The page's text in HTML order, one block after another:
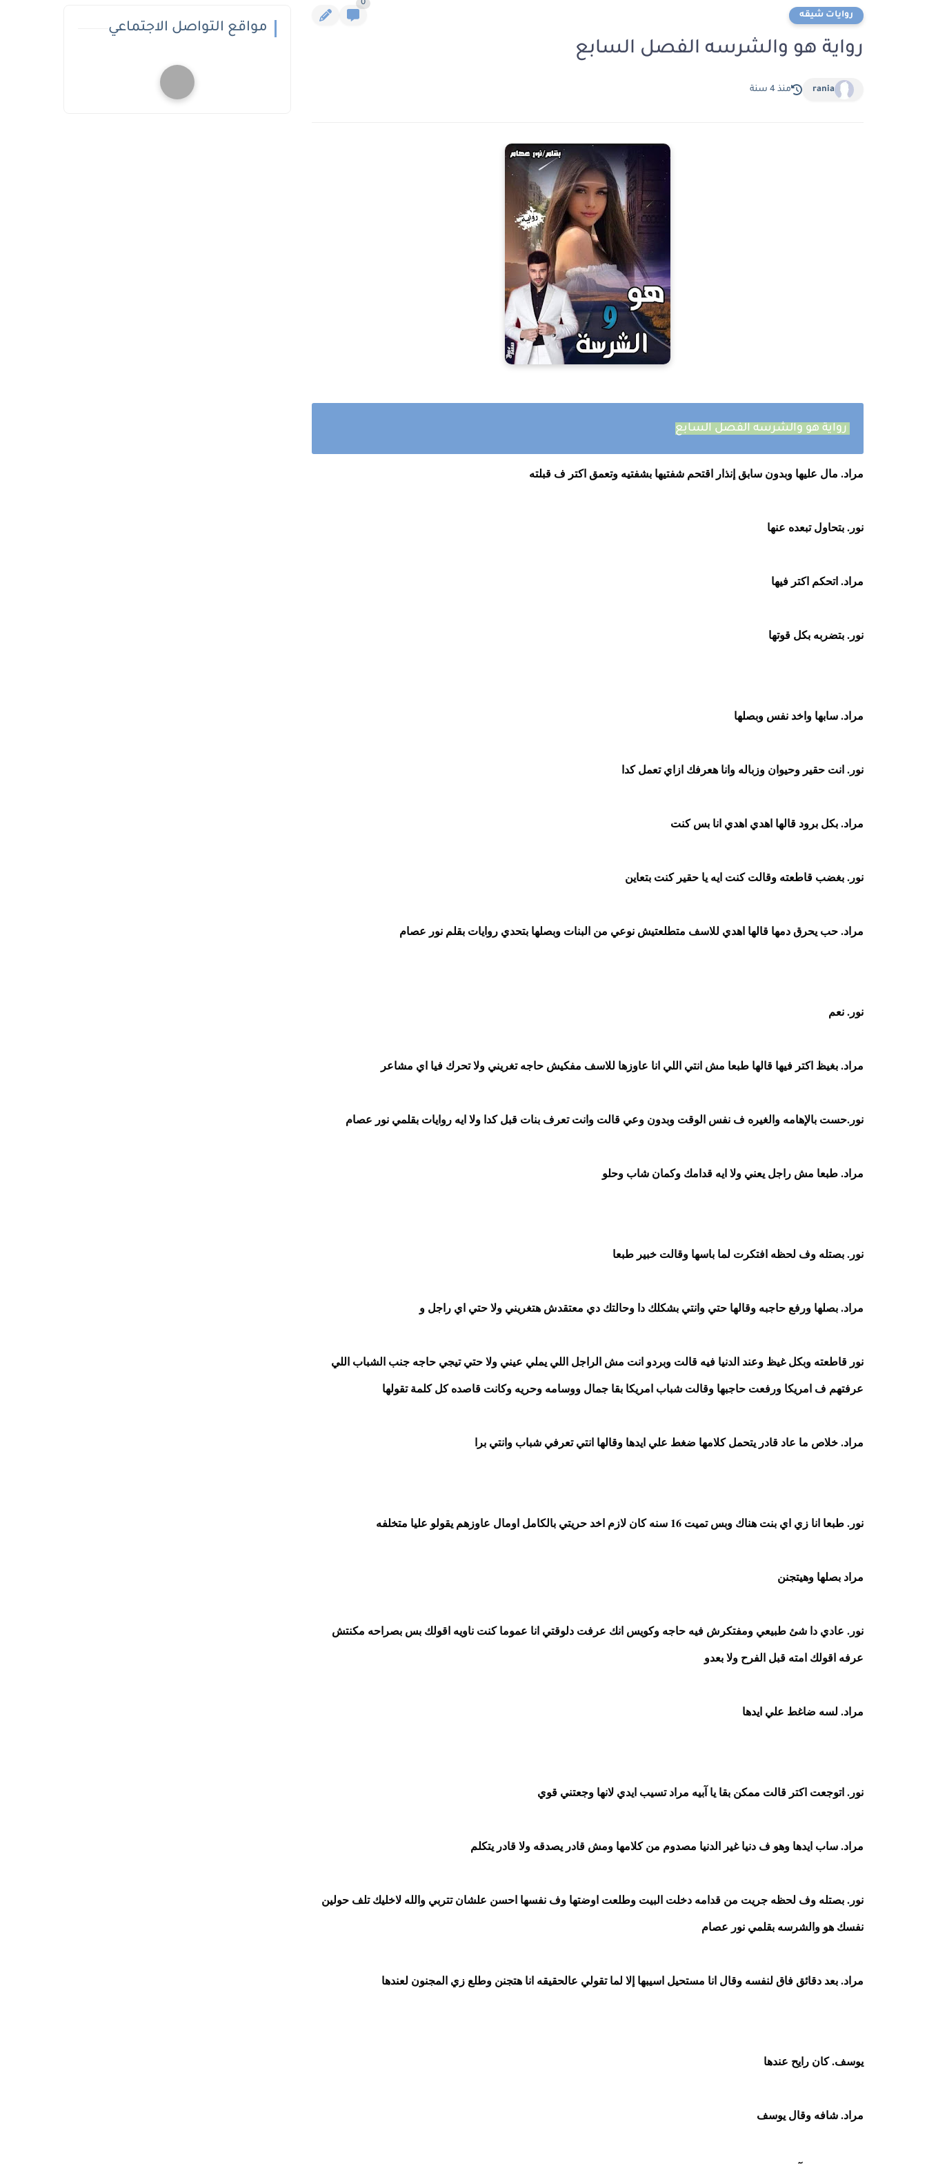
روايات شيقه
0
رواية هو والشرسه الفصل السابع
rania منذ 4 سنة
رواية هو والشرسه الفصل السابع
مراد. مال عليها وبدون سابق إنذار اقتحم شفتيها بشفتيه وتعمق اكتر ف قبلته
نور. بتحاول تبعده عنها
مراد. اتحكم اكتر فيها
نور. بتضربه بكل قوتها
مراد. سابها واخد نفس وبصلها
نور. انت حقير وحيوان وزباله وانا هعرفك ازاي تعمل كدا
مراد. بكل برود قالها اهدي اهدي انا بس كنت
نور. بغضب قاطعته وقالت كنت ايه يا حقير كنت بتعاين
مراد. حب يحرق دمها قالها اهدي للاسف متطلعتيش نوعي من البنات وبصلها بتحدي روايات بقلم نور عصام
نور. نعم
مراد. بغيظ اكتر فيها قالها طبعا مش انتي اللي انا عاوزها للاسف مفكيش حاجه تغريني ولا تحرك فيا اي مشاعر
نور.حست بالإهامه والغيره ف نفس الوقت وبدون وعي قالت وانت تعرف بنات قبل كدا ولا ايه روايات بقلمي نور عصام
مراد. طبعا مش راجل يعني ولا ايه قدامك وكمان شاب وحلو
نور. بصتله وف لحظه افتكرت لما باسها وقالت خبير طبعا
مراد. بصلها ورفع حاجبه وقالها حتي وانتي بشكلك دا وحالتك دي معتقدش هتغريني ولا حتي اي راجل و
نور قاطعته وبكل غيظ وعند الدنيا فيه قالت وبردو انت مش الراجل اللي يملي عيني ولا حتي تيجي حاجه جنب الشباب اللي
عرفتهم ف امريكا ورفعت حاجبها وقالت شباب امريكا بقا جمال ووسامه وحريه وكانت قاصده كل كلمة تقولها
مراد. خلاص ما عاد قادر يتحمل كلامها ضغط علي ايدها وقالها انتي تعرفي شباب وانتي برا
نور. طبعا انا زي اي بنت هناك وبس تميت 16 سنه كان لازم اخد حريتي بالكامل اومال عاوزهم يقولو عليا متخلفه
مراد بصلها وهيتجنن
نور. عادي دا شئ طبيعي ومفتكرش فيه حاجه وكويس انك عرفت دلوقتي انا عموما كنت ناويه اقولك بس بصراحه مكنتش
عرفه اقولك امته قبل الفرح ولا بعدو
مراد. لسه ضاغط علي ايدها
نور. اتوجعت اكتر قالت ممكن بقا يا آبيه مراد تسيب ايدي لانها وجعتني قوي
مراد. ساب ايدها وهو ف دنيا غير الدنيا مصدوم من كلامها ومش قادر يصدقه ولا قادر يتكلم
نور. بصتله وف لحظه جريت من قدامه دخلت البيت وطلعت اوضتها وف نفسها احسن علشان تتربي والله لاخليك تلف حولين
نفسك هو والشرسه بقلمي نور عصام
مراد. بعد دقائق فاق لنفسه وقال انا مستحيل اسيبها إلا لما تقولي عالحقيقه انا هتجنن وطلع زي المجنون لعندها
يوسف. كان رايح عندها
مراد. شافه وقال يوسف
مواقع التواصل الاجتماعي